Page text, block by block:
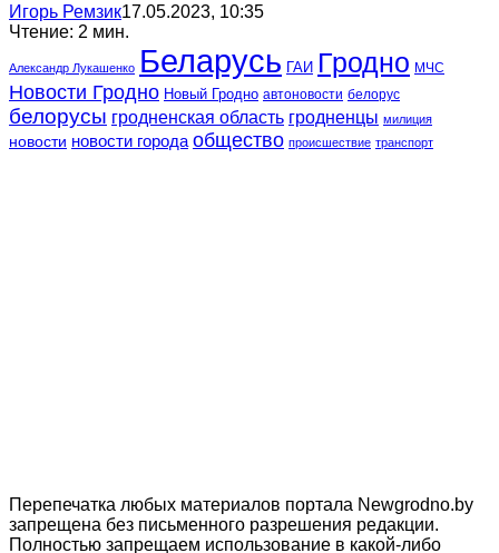
Игорь Ремзик17.05.2023, 10:35
Чтение: 2 мин.
Александр Лукашенко Беларусь ГАИ Гродно МЧС
Новости Гродно Новый Гродно автоновости белорус
белорусы гродненская область гродненцы милиция
новости новости города общество происшествие транспорт
Перепечатка любых материалов портала Newgrodno.by
запрещена без письменного разрешения редакции.
Полностью запрещаем использование в какой-либо